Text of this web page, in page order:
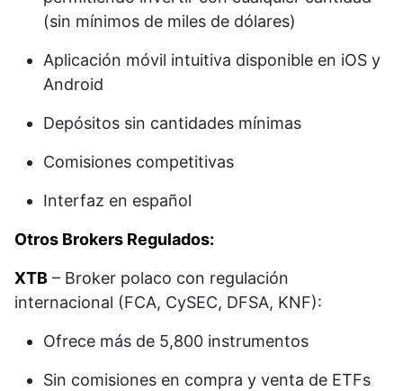
(sin mínimos de miles de dólares)
Aplicación móvil intuitiva disponible en iOS y
Android
Depósitos sin cantidades mínimas
Comisiones competitivas
Interfaz en español
Otros Brokers Regulados:
XTB – Broker polaco con regulación
internacional (FCA, CySEC, DFSA, KNF):​
Ofrece más de 5,800 instrumentos
Sin comisiones en compra y venta de ETFs